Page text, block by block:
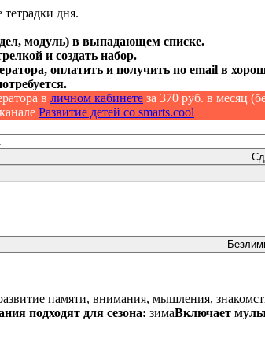
дня.
модуль) в выпадающем списке.
и создать набор.
оплатить и получить по email в
в личном кабинете за 370 руб. в месяц
Развитие детей со smarts.cool
памяти, внимания, мышления,
подходят для сезона: зимаВключает